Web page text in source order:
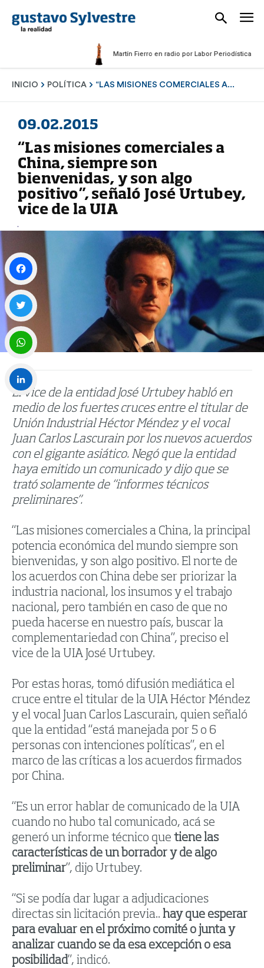
Martín Fierro en radio por Labor Periodística
INICIO POLÍTICA “LAS MISIONES COMERCIALES A...
09.02.2015
“Las misiones comerciales a
China, siempre son
bienvenidas, y son algo
positivo”, señaló José Urtubey,
vice de la UIA
El vice de la entidad José Urtubey habló en
medio de los fuertes cruces entre el titular de
Unión Industrial Héctor Méndez y el vocal
Juan Carlos Lascurain por los nuevos acuerdos
con el gigante asiático. Negó que la entidad
haya emitido un comunicado y dijo que se
trató solamente de “informes técnicos
preliminares”.
“Las misiones comerciales a China, la principal
potencia económica del mundo siempre son
bienvenidas, y son algo positivo. El norte de
los acuerdos con China debe ser priorizar la
industria nacional, los insumos y el trabajo
nacional, pero también en caso de que no
pueda hacerse en nuestro país, buscar la
complementariedad con China”, preciso el
vice de la UIA José Urtubey.
Por estas horas, tomó difusión mediática el
cruce entre el titular de la UIA Héctor Méndez
y el vocal Juan Carlos Lascurain, quien señaló
que la entidad “está manejada por 5 o 6
personas con intenciones políticas”, en el
marco de las críticas a los acuerdos firmados
por China.
“Es un error hablar de comunicado de la UIA
cuando no hubo tal comunicado, acá se
generó un informe técnico que tiene las
características de un borrador y de algo
preliminar”, dijo Urtubey.
“Si se podía dar lugar a adjudicaciones
directas sin licitación previa.. hay que esperar
para evaluar en el próximo comité o junta y
analizar cuando se da esa excepción o esa
posibilidad”, indicó.
Facebook
Twitter
WhatsApp
LinkedIn